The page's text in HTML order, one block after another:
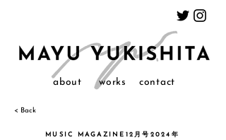
about works contact
< Back
MUSIC MAGAZINE12月号2024年